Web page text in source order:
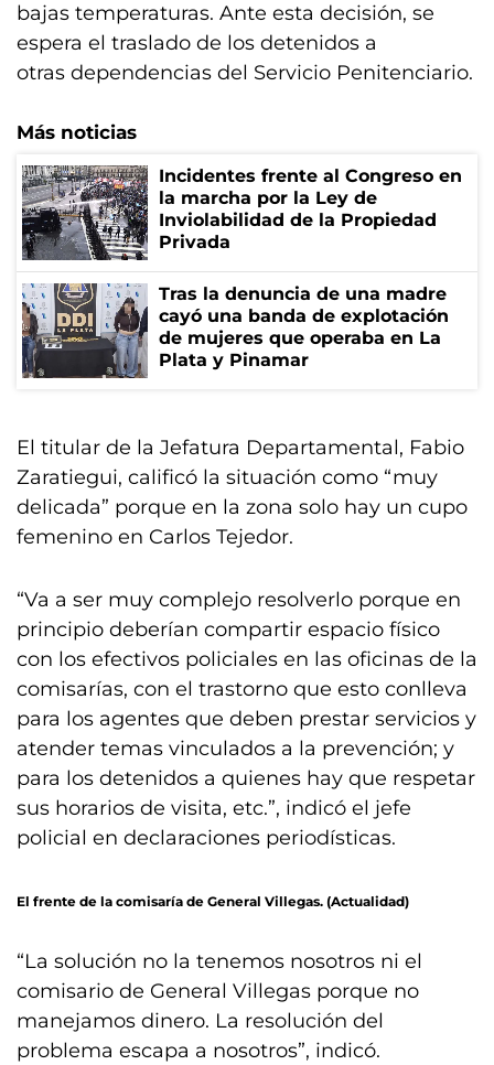
bajas temperaturas. Ante esta decisión, se
espera el traslado de los detenidos a
otras dependencias del Servicio Penitenciario.
Más noticias
Incidentes frente al Congreso en
la marcha por la Ley de
Inviolabilidad de la Propiedad
Privada
Tras la denuncia de una madre
cayó una banda de explotación
de mujeres que operaba en La
Plata y Pinamar
El titular de la Jefatura Departamental, Fabio
Zaratiegui, calificó la situación como “muy
delicada” porque en la zona solo hay un cupo
femenino en Carlos Tejedor.
“Va a ser muy complejo resolverlo porque en
principio deberían compartir espacio físico
con los efectivos policiales en las oficinas de la
comisarías, con el trastorno que esto conlleva
para los agentes que deben prestar servicios y
atender temas vinculados a la prevención; y
para los detenidos a quienes hay que respetar
sus horarios de visita, etc.”, indicó el jefe
policial en declaraciones periodísticas.
El frente de la comisaría de General Villegas. (Actualidad)
“La solución no la tenemos nosotros ni el
comisario de General Villegas porque no
manejamos dinero. La resolución del
problema escapa a nosotros”, indicó.